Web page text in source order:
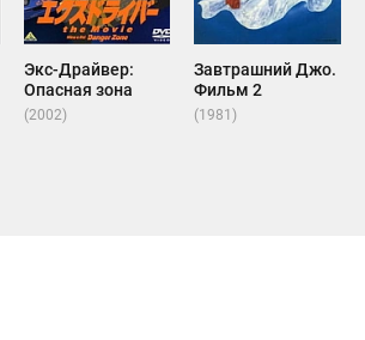
Экс-Драйвер:
Опасная зона
(2002)
Завтрашний Джо.
Фильм 2
(1981)